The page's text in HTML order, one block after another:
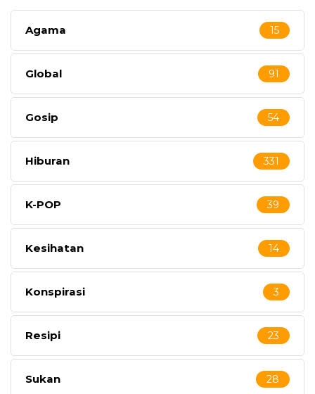
Agama 15
Global 91
Gosip 54
Hiburan 331
K-POP 39
Kesihatan 14
Konspirasi 3
Resipi 23
Sukan 28